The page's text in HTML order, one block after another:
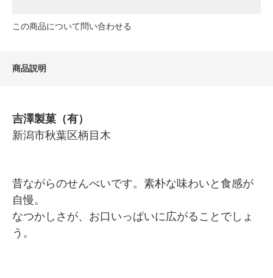
この商品について問い合わせる
商品説明
吉澤製菓（有）
新潟市秋葉区柄目木
昔ながらのせんべいです。素朴な味わいと食感が
自慢。
なつかしさが、お口いっぱいに広がることでしょ
う。